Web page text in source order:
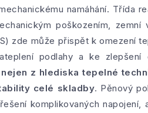
namáhání. Třída
poškozením, zemní
zde může přispět k omezení
podlahy a ke zlepšení
z hlediska tepelné
celé skladby. Pěnový
komplikovaných napojení,